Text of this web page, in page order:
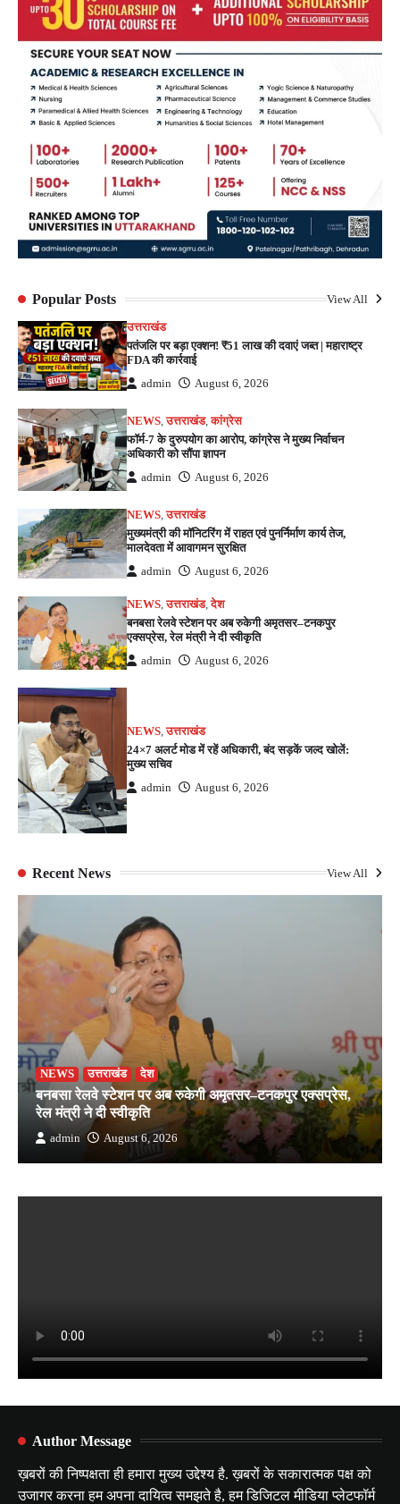
Popular Posts View All
उत्तराखंड
पतंजलि पर बड़ा एक्शन! ₹51 लाख की दवाएं जब्त | महाराष्ट्र
FDA की कार्रवाई
admin August 6, 2026
NEWS,उत्तराखंड,कांग्रेस
फॉर्म-7 के दुरुपयोग का आरोप, कांग्रेस ने मुख्य निर्वाचन
अधिकारी को सौंपा ज्ञापन
admin August 6, 2026
NEWS,उत्तराखंड
मुख्यमंत्री की मॉनिटरिंग में राहत एवं पुनर्निर्माण कार्य तेज,
मालदेवता में आवागमन सुरक्षित
admin August 6, 2026
NEWS,उत्तराखंड,देश
बनबसा रेलवे स्टेशन पर अब रुकेगी अमृतसर–टनकपुर
एक्सप्रेस, रेल मंत्री ने दी स्वीकृति
admin August 6, 2026
NEWS,उत्तराखंड
24×7 अलर्ट मोड में रहें अधिकारी, बंद सड़कें जल्द खोलें:
मुख्य सचिव
admin August 6, 2026
Recent News View All
NEWS उत्तराखंड देश
बनबसा रेलवे स्टेशन पर अब रुकेगी अमृतसर–टनकपुर एक्सप्रेस,
रेल मंत्री ने दी स्वीकृति
admin August 6, 2026
Author Message
ख़बरों की निष्पक्षता ही हमारा मुख्य उद्देश्य है. ख़बरों के सकारात्मक पक्ष को
उजागर करना हम अपना दायित्व समझते है, हम डिजिटल मीडिया प्लेटफॉर्म